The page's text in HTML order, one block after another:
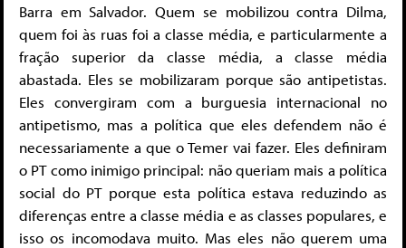
Barra em Salvador. Quem se mobilizou contra Dilma,
quem foi às ruas foi a classe média, e particularmente a
fração superior da classe média, a classe média
abastada. Eles se mobilizaram porque são antipetistas.
Eles convergiram com a burguesia internacional no
antipetismo, mas a política que eles defendem não é
necessariamente a que o Temer vai fazer. Eles definiram
o PT como inimigo principal: não queriam mais a política
social do PT porque esta política estava reduzindo as
diferenças entre a classe média e as classes populares, e
isso os incomodava muito. Mas eles não querem uma